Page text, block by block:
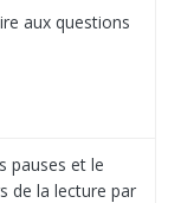
aux questions
pauses et le
de la lecture par